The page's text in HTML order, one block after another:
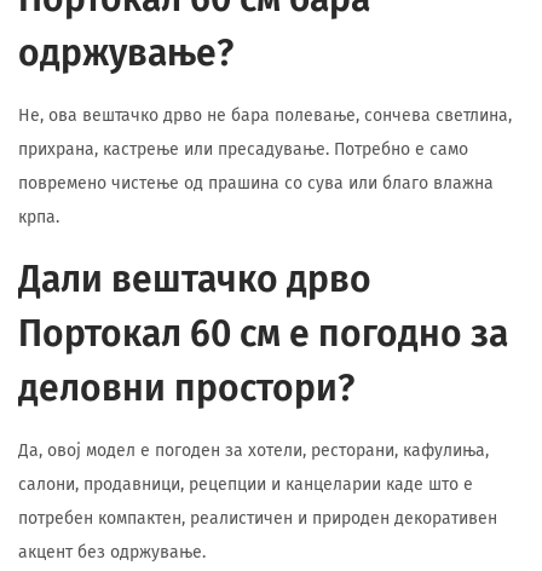
одржување?
Не, ова вештачко дрво не бара полевање, сончева светлина,
прихрана, кастрење или пресадување. Потребно е само
повремено чистење од прашина со сува или благо влажна
крпа.
Дали вештачко дрво
Портокал 60 см е погодно за
деловни простори?
Да, овој модел е погоден за хотели, ресторани, кафулиња,
салони, продавници, рецепции и канцеларии каде што е
потребен компактен, реалистичен и природен декоративен
акцент без одржување.